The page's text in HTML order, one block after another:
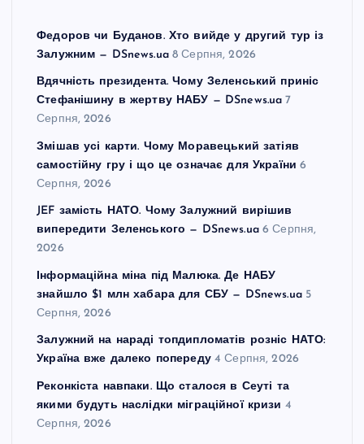
Федоров чи Буданов. Хто вийде у другий тур із
Залужним — DSnews.ua 8 Серпня, 2026
Вдячність президента. Чому Зеленський приніс
Стефанішину в жертву НАБУ — DSnews.ua 7
Серпня, 2026
Змішав усі карти. Чому Моравецький затіяв
самостійну гру і що це означає для України 6
Серпня, 2026
JEF замість НАТО. Чому Залужний вирішив
випередити Зеленського — DSnews.ua 6 Серпня,
2026
Інформаційна міна під Малюка. Де НАБУ
знайшло $1 млн хабара для СБУ — DSnews.ua 5
Серпня, 2026
Залужний на нараді топдипломатів розніс НАТО:
Україна вже далеко попереду 4 Серпня, 2026
Реконкіста навпаки. Що сталося в Сеуті та
якими будуть наслідки міграційної кризи 4
Серпня, 2026